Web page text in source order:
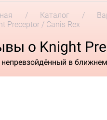
Каталог
Preceptor / Canis Rex
о Knight
в